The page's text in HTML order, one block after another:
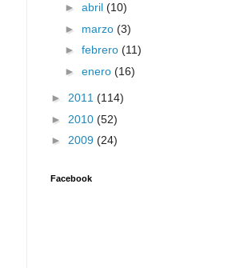
► abril (10)
► marzo (3)
► febrero (11)
► enero (16)
► 2011 (114)
► 2010 (52)
► 2009 (24)
Facebook